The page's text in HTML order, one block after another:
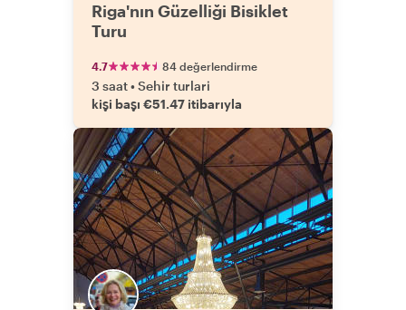
Riga'nın Güzelliği Bisiklet
Turu
4.7 84 değerlendirme
3 saat•Sehir turlari
kişi başı €51.47 itibarıyla